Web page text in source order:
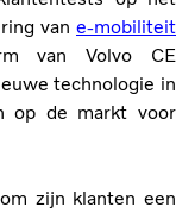
van e-mobiliteit
van Volvo CE
technologie in
op de markt voor
zijn klanten een